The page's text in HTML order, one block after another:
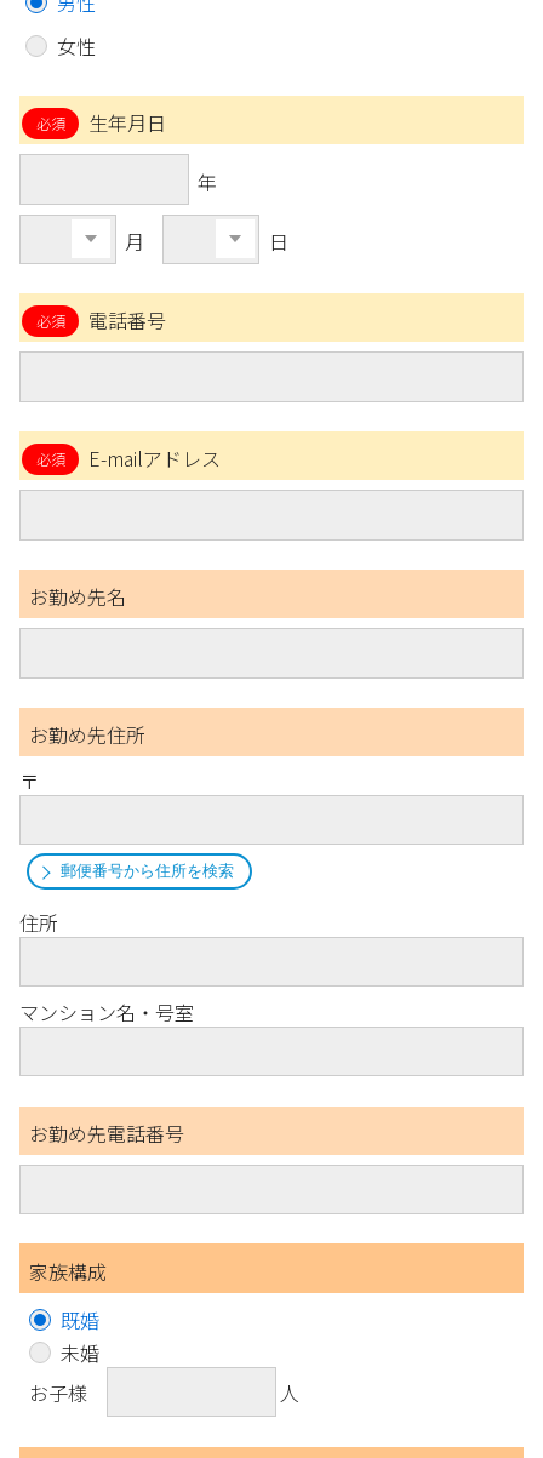
女性
生年月日
年
月 日
電話番号
E-mailアドレス
お勤め先名
お勤め先住所
〒
郵便番号から住所を検索
住所
マンション名・号室
お勤め先電話番号
家族構成
既婚
未婚
お子様
人